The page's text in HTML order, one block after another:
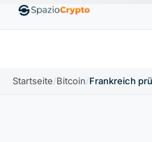
EthereumETH1.880,58 $
Startseite/Bitcoin/